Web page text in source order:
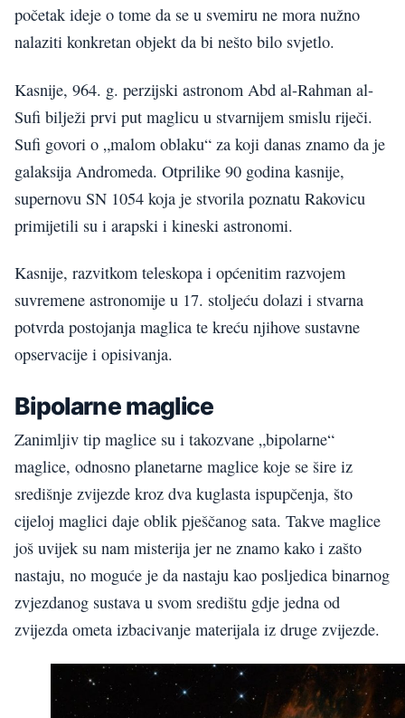
početak ideje o tome da se u svemiru ne mora nužno
nalaziti konkretan objekt da bi nešto bilo svjetlo.
Kasnije, 964. g. perzijski astronom Abd al-Rahman al-
Sufi bilježi prvi put maglicu u stvarnijem smislu riječi.
Sufi govori o „malom oblaku“ za koji danas znamo da je
galaksija Andromeda. Otprilike 90 godina kasnije,
supernovu SN 1054 koja je stvorila poznatu Rakovicu
primijetili su i arapski i kineski astronomi.
Kasnije, razvitkom teleskopa i općenitim razvojem
suvremene astronomije u 17. stoljeću dolazi i stvarna
potvrda postojanja maglica te kreću njihove sustavne
opservacije i opisivanja.
Bipolarne maglice
Zanimljiv tip maglice su i takozvane „bipolarne“
maglice, odnosno planetarne maglice koje se šire iz
središnje zvijezde kroz dva kuglasta ispupčenja, što
cijeloj maglici daje oblik pješčanog sata. Takve maglice
još uvijek su nam misterija jer ne znamo kako i zašto
nastaju, no moguće je da nastaju kao posljedica binarnog
zvjezdanog sustava u svom središtu gdje jedna od
zvijezda ometa izbacivanje materijala iz druge zvijezde.